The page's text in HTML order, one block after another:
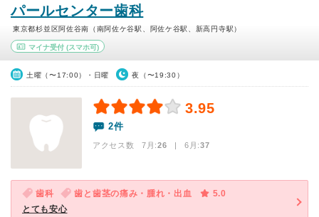
パールセンター歯科
東京都杉並区阿佐谷南（南阿佐ケ谷駅、阿佐ケ谷駅、新高円寺駅）
マイナ受付 (スマホ可)
土曜（〜17:00）・日曜 夜（〜19:30）
3.95
2件
アクセス数 7月:26 | 6月:37
歯科 歯と歯茎の痛み・腫れ・出血
5.0
とても安心